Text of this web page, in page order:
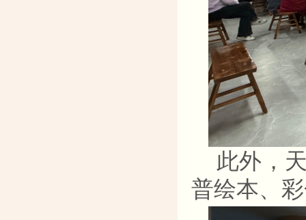
此外，
普绘本、